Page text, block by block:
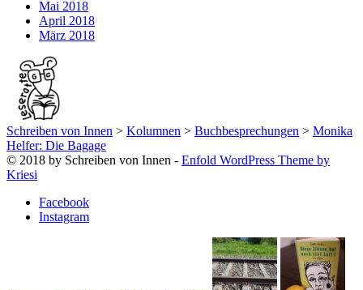
Mai 2018
April 2018
März 2018
Schreiben von Innen > Kolumnen > Buchbesprechungen > Monika
Helfer: Die Bagage
© 2018 by Schreiben von Innen - Enfold WordPress Theme by
Kriesi
Facebook
Instagram